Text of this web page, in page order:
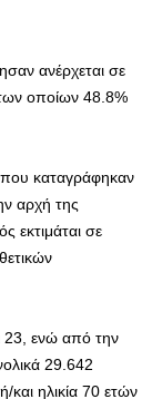
ανέρχεται σε
οποίων 48.8%
καταγράφηκαν
αρχή της
εκτιμάται σε
23, ενώ από την
29.642
και ηλικία 70 ετών